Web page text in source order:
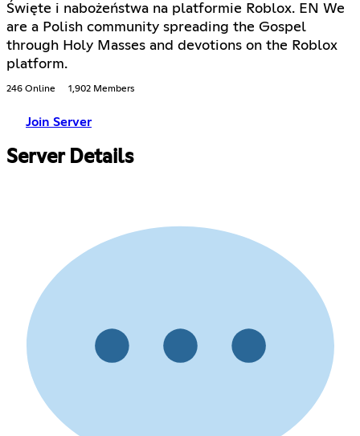
Święte i nabożeństwa na platformie Roblox. EN We
are a Polish community spreading the Gospel
through Holy Masses and devotions on the Roblox
platform.
246 Online 1,902 Members
Join Server
Server Details